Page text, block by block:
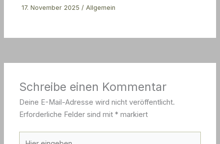
17. November 2025 / Allgemein
Schreibe einen Kommentar
Deine E-Mail-Adresse wird nicht veröffentlicht.
Erforderliche Felder sind mit* markiert